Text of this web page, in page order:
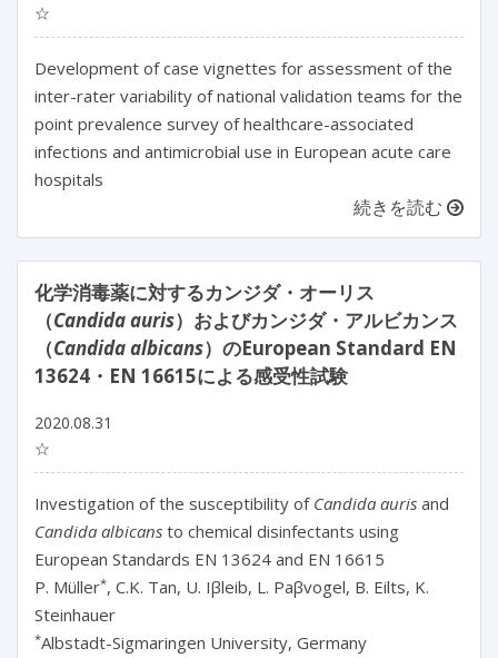
☆
Development of case vignettes for assessment of the
inter-rater variability of national validation teams for the
point prevalence survey of healthcare-associated
infections and antimicrobial use in European acute care
hospitals
続きを読む
化学消毒薬に対するカンジダ・オーリス
（Candida auris）およびカンジダ・アルビカンス
（Candida albicans）のEuropean Standard EN
13624・EN 16615による感受性試験
2020.08.31
☆
Investigation of the susceptibility of Candida auris and
Candida albicans to chemical disinfectants using
European Standards EN 13624 and EN 16615
P. Müller*, C.K. Tan, U. Iβleib, L. Paβvogel, B. Eilts, K.
Steinhauer
*Albstadt-Sigmaringen University, Germany